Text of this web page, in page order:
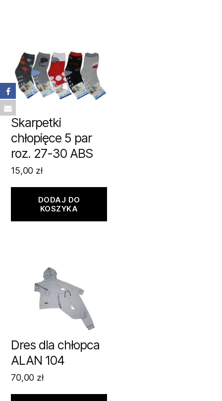
Skarpetki
chłopięce 5 par
roz. 27-30 ABS
15,00 zł
DODAJ DO
KOSZYKA
Dres dla chłopca
ALAN 104
70,00 zł